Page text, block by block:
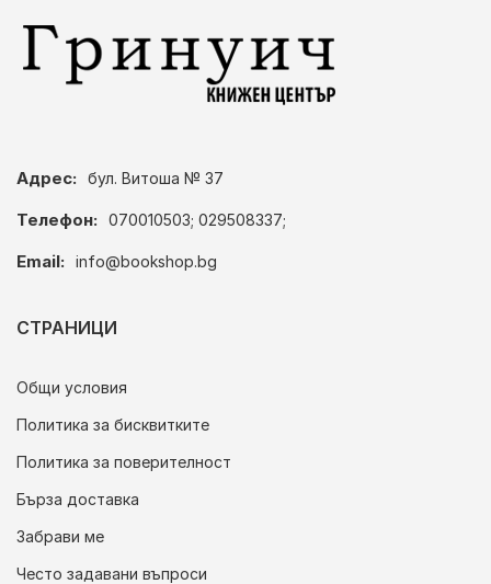
Адрес: бул. Витоша № 37
Телефон: 070010503; 029508337;
Email: info@bookshop.bg
СТРАНИЦИ
Общи условия
Политика за бисквитките
Политика за поверителност
Бърза доставка
Забрави ме
Често задавани въпроси